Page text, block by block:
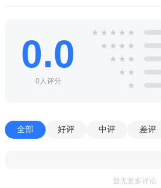
0.0
0人评分
★ ★ ★ ★ ★
★ ★ ★ ★
★ ★ ★
★ ★
★
全部 好评 中评 差评
暂无更多评论